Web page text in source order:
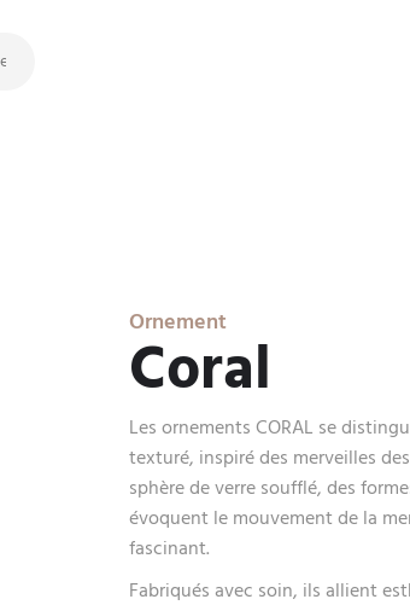
Ornement
Coral
Les ornements CORAL se
texturé, inspiré des merveilles
sphère de verre soufflé, des
évoquent le mouvement de la
fascinant.
Fabriqués avec soin, ils allient